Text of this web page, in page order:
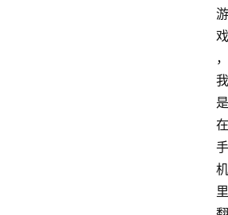
游
戏
，
我
是
在
手
机
里